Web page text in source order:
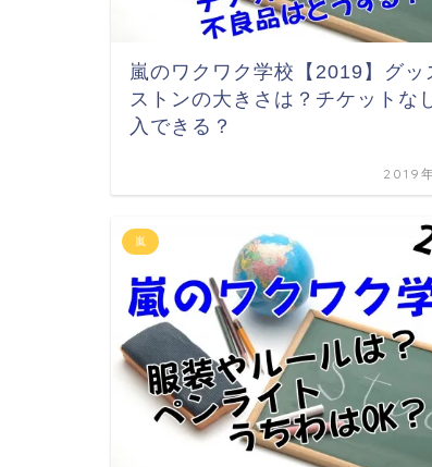
嵐のワクワク学校【2019】グッ
ストンの大きさは？チケットな
入できる？
2019
嵐